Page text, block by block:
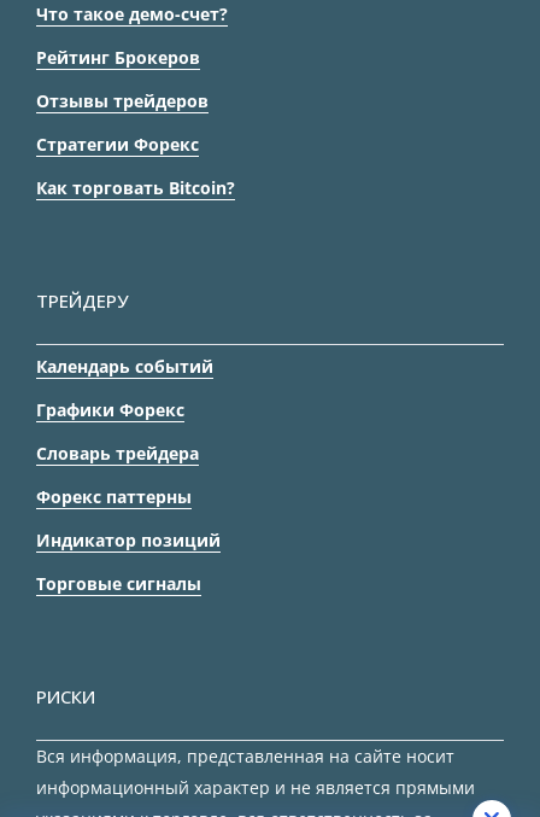
Что такое демо-счет?
Рейтинг Брокеров
Отзывы трейдеров
Стратегии Форекс
Как торговать Bitcoin?
ТРЕЙДЕРУ
Календарь событий
Графики Форекс
Словарь трейдера
Форекс паттерны
Индикатор позиций
Торговые сигналы
РИСКИ
Вся информация, представленная на сайте носит
информационный характер и не является прямыми